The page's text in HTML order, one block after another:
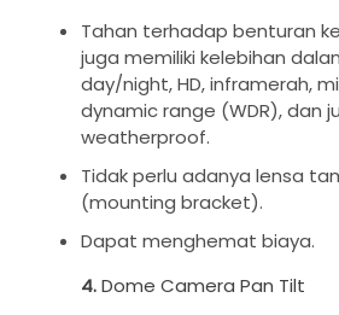
Tahan terhadap benturan
juga memiliki kelebihan
day/night, HD, inframerah,
dynamic range (WDR), dan
weatherproof.
Tidak perlu adanya lensa
(mounting bracket).
Dapat menghemat biaya.
4.Dome Camera Pan Tilt